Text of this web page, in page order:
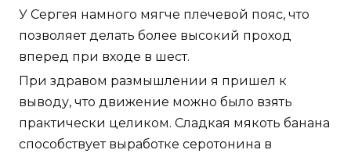
У Сергея намного мягче плечевой пояс, что
позволяет делать более высокий проход
вперед при входе в шест.
При здравом размышлении я пришел к
выводу, что движение можно было взять
практически целиком. Сладкая мякоть банана
способствует выработке серотонина в